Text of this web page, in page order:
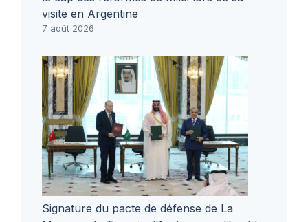
visite en Argentine
7 août 2026
Signature du pacte de défense de La